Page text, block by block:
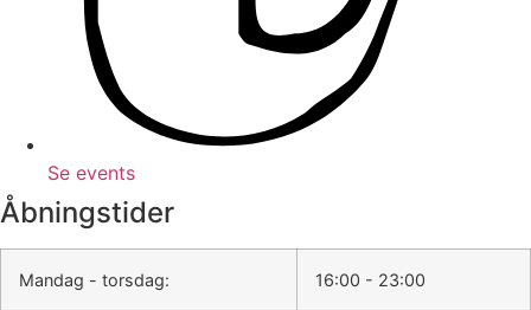
Se events
Åbningstider
Mandag - torsdag: 16:00 - 23:00